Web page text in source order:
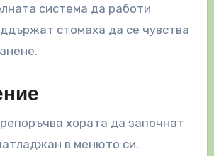
система да работи
стомаха да се чувства
хората да започнат
в менюто си.